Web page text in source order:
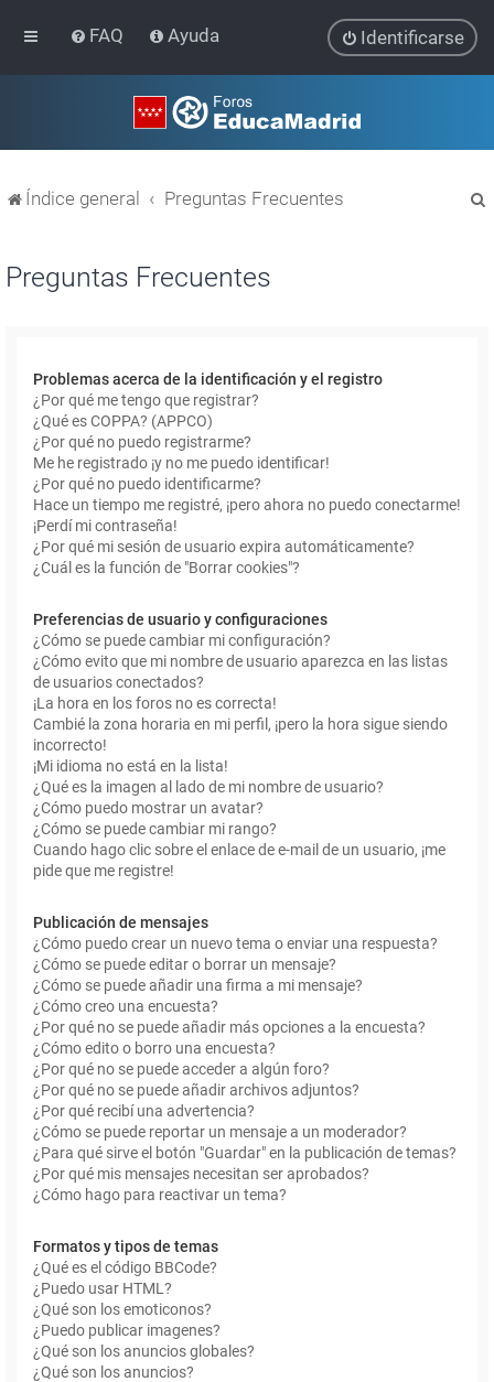
FAQ Ayuda Identificarse
Índice general Preguntas Frecuentes
Preguntas Frecuentes
Problemas acerca de la identificación y el registro
¿Por qué me tengo que registrar?
¿Qué es COPPA? (APPCO)
¿Por qué no puedo registrarme?
Me he registrado ¡y no me puedo identificar!
¿Por qué no puedo identificarme?
Hace un tiempo me registré, ¡pero ahora no puedo conectarme!
¡Perdí mi contraseña!
¿Por qué mi sesión de usuario expira automáticamente?
¿Cuál es la función de "Borrar cookies"?
Preferencias de usuario y configuraciones
¿Cómo se puede cambiar mi configuración?
¿Cómo evito que mi nombre de usuario aparezca en las listas
de usuarios conectados?
¡La hora en los foros no es correcta!
Cambié la zona horaria en mi perfil, ¡pero la hora sigue siendo
incorrecto!
¡Mi idioma no está en la lista!
¿Qué es la imagen al lado de mi nombre de usuario?
¿Cómo puedo mostrar un avatar?
¿Cómo se puede cambiar mi rango?
Cuando hago clic sobre el enlace de e-mail de un usuario, ¡me
pide que me registre!
Publicación de mensajes
¿Cómo puedo crear un nuevo tema o enviar una respuesta?
¿Cómo se puede editar o borrar un mensaje?
¿Cómo se puede añadir una firma a mi mensaje?
¿Cómo creo una encuesta?
¿Por qué no se puede añadir más opciones a la encuesta?
¿Cómo edito o borro una encuesta?
¿Por qué no se puede acceder a algún foro?
¿Por qué no se puede añadir archivos adjuntos?
¿Por qué recibí una advertencia?
¿Cómo se puede reportar un mensaje a un moderador?
¿Para qué sirve el botón "Guardar" en la publicación de temas?
¿Por qué mis mensajes necesitan ser aprobados?
¿Cómo hago para reactivar un tema?
Formatos y tipos de temas
¿Qué es el código BBCode?
¿Puedo usar HTML?
¿Qué son los emoticonos?
¿Puedo publicar imagenes?
¿Qué son los anuncios globales?
¿Qué son los anuncios?